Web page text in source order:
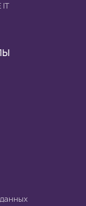
IT
данных